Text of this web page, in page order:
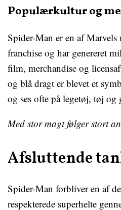
Populærkultur og
Spider-Man er en af
franchise og har genereret
film, merchandise og
og blå dragt er blevet et
og ses ofte på legetøj, tøj og
Med stor magt følger stort
Afsluttende
Spider-Man forbliver en af
respekterede superhelte